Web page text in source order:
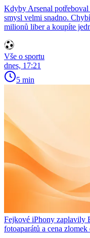
Kdyby Arsenal potřeboval
smysl velmi snadno.
milionů liber a koupíte
Vše o sportu
dnes, 17:21
5 min
Fejkové iPhony zaplavily
fotoaparátů a cena